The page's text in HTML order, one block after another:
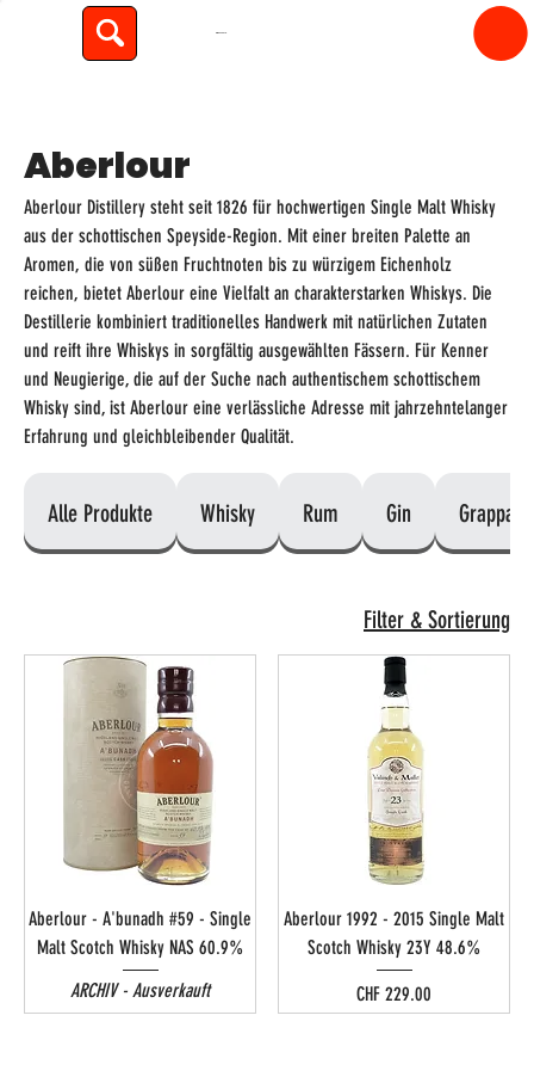
spiritfly
Aberlour
Aberlour Distillery steht seit 1826 für hochwertigen Single Malt Whisky
aus der schottischen Speyside-Region. Mit einer breiten Palette an
Aromen, die von süßen Fruchtnoten bis zu würzigem Eichenholz
reichen, bietet Aberlour eine Vielfalt an charakterstarken Whiskys. Die
Destillerie kombiniert traditionelles Handwerk mit natürlichen Zutaten
und reift ihre Whiskys in sorgfältig ausgewählten Fässern. Für Kenner
und Neugierige, die auf der Suche nach authentischem schottischem
Whisky sind, ist Aberlour eine verlässliche Adresse mit jahrzehntelanger
Erfahrung und gleichbleibender Qualität.
Alle Produkte Whisky Rum Gin Grappa
Filter & Sortierung
Aberlour - A'bunadh #59 - Single
Malt Scotch Whisky NAS 60.9%
ARCHIV - Ausverkauft
Aberlour 1992 - 2015 Single Malt
Scotch Whisky 23Y 48.6%
Preis
CHF 229.00